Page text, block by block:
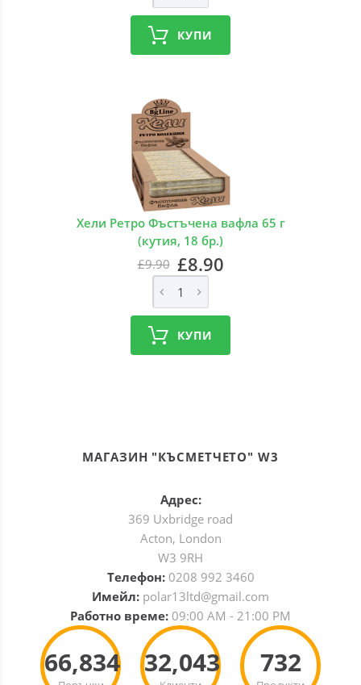
КУПИ
Хели Ретро Фъстъчена вафла 65 г
(кутия, 18 бр.)
£9.90 £8.90
КУПИ
МАГАЗИН "КЪСМЕТЧЕТО" W3
Адрес:
369 Uxbridge road
Acton, London
W3 9RH
Телефон: 0208 992 3460
Имейл: polar13ltd@gmail.com
Работно време: 09:00 AM - 21:00 PM
66,834 32,043 732